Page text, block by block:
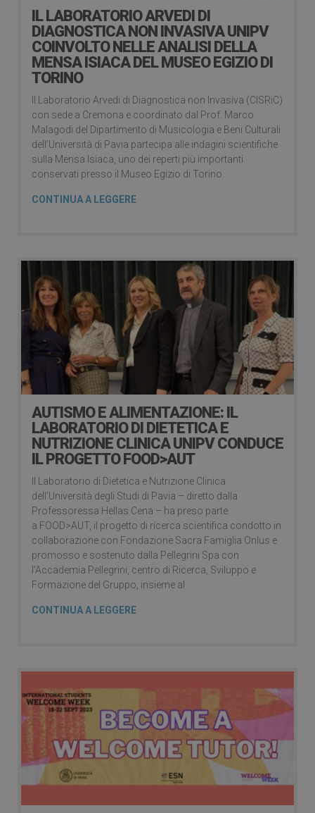
IL LABORATORIO ARVEDI DI
DIAGNOSTICA NON INVASIVA UNIPV
COINVOLTO NELLE ANALISI DELLA
MENSA ISIACA DEL MUSEO EGIZIO DI
TORINO
Il Laboratorio Arvedi di Diagnostica non Invasiva (CISRiC)
con sede a Cremona e coordinato dal Prof. Marco
Malagodi del Dipartimento di Musicologia e Beni Culturali
dell’Università di Pavia partecipa alle indagini scientifiche
sulla Mensa Isiaca, uno dei reperti più importanti
conservati presso il Museo Egizio di Torino.
CONTINUA A LEGGERE
AUTISMO E ALIMENTAZIONE: IL
LABORATORIO DI DIETETICA E
NUTRIZIONE CLINICA UNIPV CONDUCE
IL PROGETTO FOOD>AUT
Il Laboratorio di Dietetica e Nutrizione Clinica
dell’Università degli Studi di Pavia – diretto dalla
Professoressa Hellas Cena – ha preso parte
a FOOD>AUT, il progetto di ricerca scientifica condotto in
collaborazione con Fondazione Sacra Famiglia Onlus e
promosso e sostenuto dalla Pellegrini Spa con
l’Accademia Pellegrini, centro di Ricerca, Sviluppo e
Formazione del Gruppo, insieme al
CONTINUA A LEGGERE